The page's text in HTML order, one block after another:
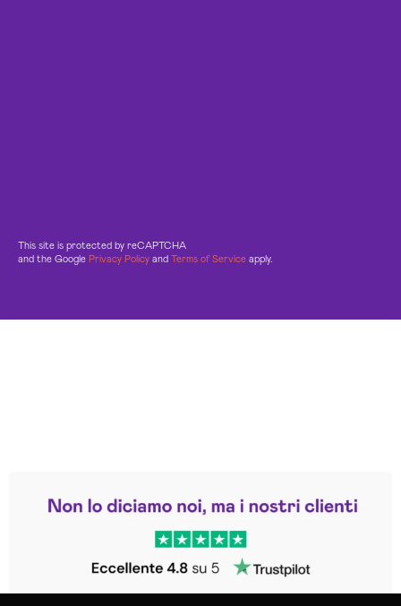
This site is protected by reCAPTCHA
and the Google Privacy Policy and Terms of Service apply.
Trustpilot